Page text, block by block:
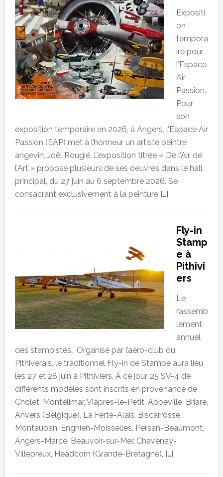
Expositi
on
tempora
ire pour
l’Espace
Air
Passion.
Pour
son
exposition temporaire en 2026, à Angers, l’Espace Air
Passion (EAP) met à l’honneur un artiste peintre
angevin, Joël Rougié. L’exposition titrée « De l’Air, de
l’Art » propose plusieurs de ses oeuvres dans le hall
principal, du 27 juin au 6 septembre 2026. Se
consacrant exclusivement à la peinture […]
Fly-in
Stamp
e à
Pithivi
ers
Le
rassemb
lement
annuel
des stampistes… Organisé par l’aéro-club du
Pithiverais, le traditionnel Fly-in de Stampe aura lieu
les 27 et 28 juin à Pithiviers. À ce jour, 25 SV-4 de
différents modèles sont inscrits en provenance de
Cholet, Montélimar, Viâpres-le-Petit, Abbeville, Briare,
Anvers (Belgique), La Ferté-Alais, Biscarrosse,
Montauban, Enghien-Moisselles, Persan-Beaumont,
Angers-Marcé, Beauvoir-sur-Mer, Chavenay-
Villepreux, Headcorn (Grande-Bretagne), […]